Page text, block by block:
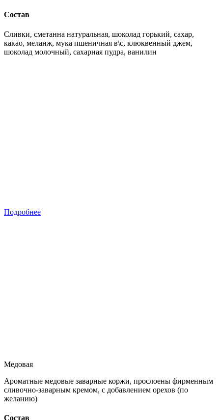
Состав
Сливки, сметанна натуральная, шоколад горький, сахар,
какао, меланж, мука пшеничная в\с, клюквенный джем,
шоколад молочный, сахарная пудра, ванилин
Подробнее
Медовая
Ароматные медовые заварные коржи, прослоены фирменным
сливочно-заварным кремом, с добавлением орехов (по
желанию)
Состав